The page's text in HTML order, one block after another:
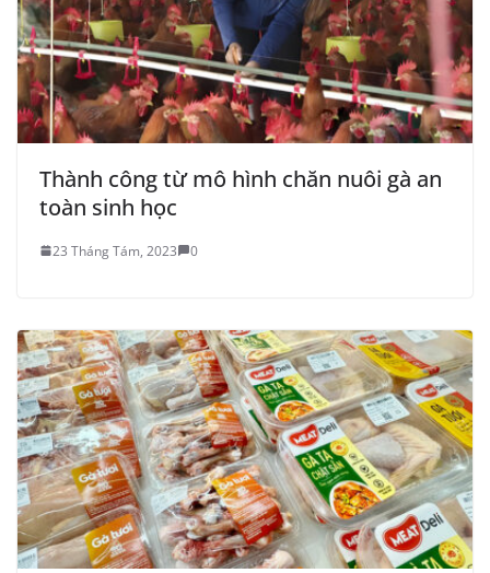
Thành công từ mô hình chăn nuôi gà an
toàn sinh học
23 Tháng Tám, 2023 0